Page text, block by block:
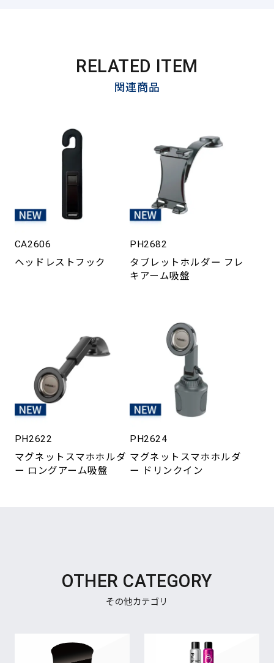
RELATED ITEM
関連商品
CA2606
ヘッドレストフック
PH2682
タブレットホルダー フレ
キアーム吸盤
PH2622
マグネットスマホホルダ
ー ロングアーム吸盤
PH2624
マグネットスマホホルダ
ー ドリンクイン
OTHER CATEGORY
その他カテゴリ